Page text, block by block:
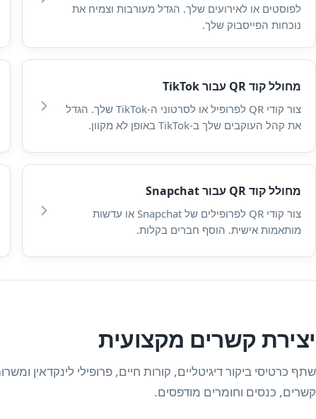
לפוסטים או לאירועים שלך. הגדל מעורבות וצמיח את
נוכחות הפייסבוק שלך.
מחולל קוד QR עבור TikTok
צור קודי QR לפרופיל או לסרטוני ה-TikTok שלך. הגדל
את קהל העוקבים שלך ב-TikTok באופן לא מקוון.
מחולל קוד QR עבור Snapchat
צור קודי QR לפרופילים של Snapchat או עדשות
מותאמות אישית. הוסף חברים בקלות.
יצירת קשרים מקצועית
קשרים, כנסים וחומרים מודפסים.